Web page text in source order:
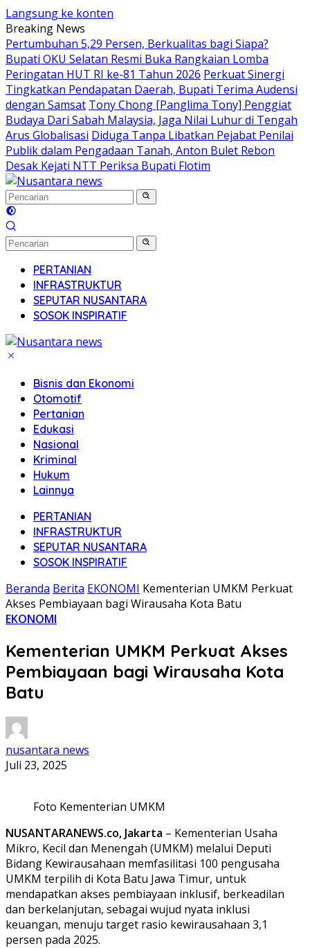
Langsung ke konten
Breaking News
Pertumbuhan 5,29 Persen, Berkualitas bagi Siapa?
Bupati OKU Selatan Resmi Buka Rangkaian Lomba
Peringatan HUT RI ke-81 Tahun 2026 Perkuat Sinergi
Tingkatkan Pendapatan Daerah, Bupati Terima Audensi
dengan Samsat Tony Chong [Panglima Tony] Penggiat
Budaya Dari Sabah Malaysia, Jaga Nilai Luhur di Tengah
Arus Globalisasi Diduga Tanpa Libatkan Pejabat Penilai
Publik dalam Pengadaan Tanah, Anton Bulet Rebon
Desak Kejati NTT Periksa Bupati Flotim
PERTANIAN
INFRASTRUKTUR
SEPUTAR NUSANTARA
SOSOK INSPIRATIF
Bisnis dan Ekonomi
Otomotif
Pertanian
Edukasi
Nasional
Kriminal
Hukum
Lainnya
PERTANIAN
INFRASTRUKTUR
SEPUTAR NUSANTARA
SOSOK INSPIRATIF
Beranda Berita EKONOMI Kementerian UMKM Perkuat
Akses Pembiayaan bagi Wirausaha Kota Batu
EKONOMI
Kementerian UMKM Perkuat Akses
Pembiayaan bagi Wirausaha Kota
Batu
nusantara news
Juli 23, 2025
Foto Kementerian UMKM
NUSANTARANEWS.co, Jakarta – Kementerian Usaha
Mikro, Kecil dan Menengah (UMKM) melalui Deputi
Bidang Kewirausahaan memfasilitasi 100 pengusaha
UMKM terpilih di Kota Batu Jawa Timur, untuk
mendapatkan akses pembiayaan inklusif, berkeadilan
dan berkelanjutan, sebagai wujud nyata inklusi
keuangan, menuju target rasio kewirausahaan 3,1
persen pada 2025.